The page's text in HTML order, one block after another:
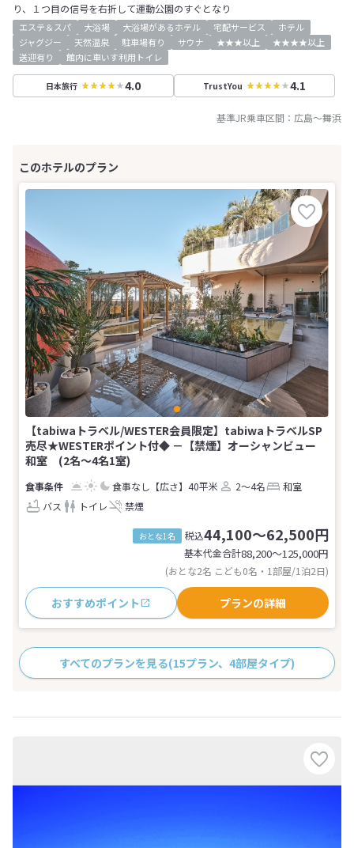
り、１つ目の信号を右折して運動公園のすぐとなり
エステ＆スパ 大浴場 大浴場があるホテル 宅配サービス
ホテル
ジャグジー
天然温泉 駐車場有り サウナ ★★★以上
★★★★以上
送迎有り
館内に車いす利用トイレ
日本旅行 4.0 TrustYou 4.1
基準JR乗車区間： 広島～舞浜
【tabiwaトラベル/WESTER会員限定】tabiwaトラベルSP
売尽★WESTERポイント付◆ －【禁煙】オーシャンビュー
和室 (2名～4名1室)
食事なし 【広さ】40平米 2～4名
和室
バス
トイレ 禁煙
おとな1名 税込44,100～62,500円
基本代金合計88,200〜125,000円
(おとな2名 こども0名・1部屋/1泊2日)
おすすめポイント プランの詳細
すべてのプランを見る(15プラン、4部屋タイプ)